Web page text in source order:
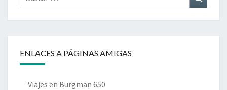
por:
ENLACES A PÁGINAS AMIGAS
Viajes en Burgman 650